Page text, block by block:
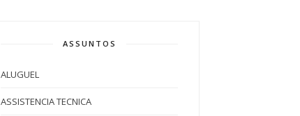
ASSUNTOS
ALUGUEL
ASSISTENCIA TECNICA